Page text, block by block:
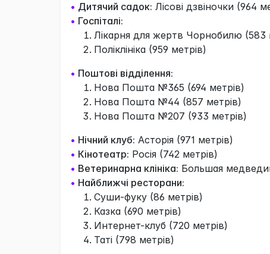
• Дитячий садок: Лісові дзвіночки (964
• Госпіталі:
Лікарня для жертв Чорнобилю (583
Поліклініка (959 метрів)
• Поштові відділення:
Нова Пошта №365 (694 метрів)
Нова Пошта №44 (857 метрів)
Нова Пошта №207 (933 метрів)
• Нічний клуб: Асторія (971 метрів)
• Кінотеатр: Росія (742 метрів)
• Ветеринарна клініка: Большая
• Найближчі ресторани:
Суши-фуку (86 метрів)
Казка (690 метрів)
Интернет-клуб (720 метрів)
Таті (798 метрів)